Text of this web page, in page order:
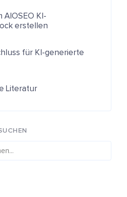
AIOSEO KI-
erstellen
für KI-generierte
Literatur